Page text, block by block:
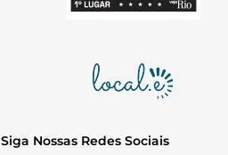
Siga Nossas Redes Sociais